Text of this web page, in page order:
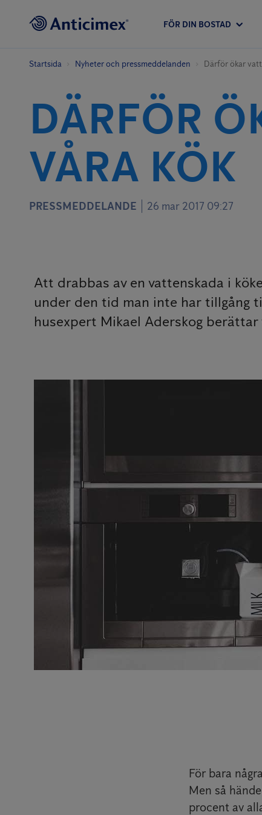
FÖR DIN BOSTAD
Startsida Nyheter och pressmeddelanden Därför ökar
DÄRFÖR
VÅRA KÖK
PRESSMEDDELANDE 26 mar 2017 09:27
Att drabbas av en vattenskada i
under den tid man inte har tillgång
husexpert Mikael Aderskog
För bara
Men så
procent av